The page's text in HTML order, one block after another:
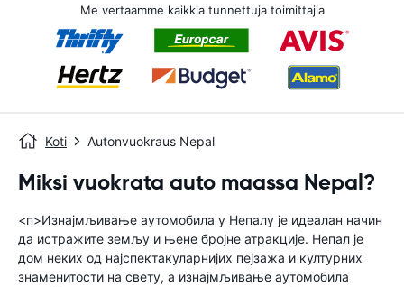
Me vertaamme kaikkia tunnettuja toimittajia
Koti Autonvuokraus Nepal
Miksi vuokrata auto maassa Nepal?
<п>Изнајмљивање аутомобила у Непалу је идеалан начин
да истражите земљу и њене бројне атракције. Непал је
дом неких од најспектакуларнијих пејзажа и културних
знаменитости на свету, а изнајмљивање аутомобила